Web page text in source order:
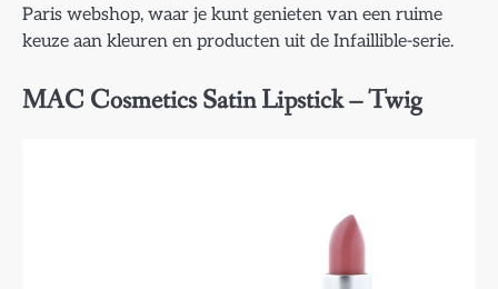
Paris webshop, waar je kunt genieten van een ruime
keuze aan kleuren en producten uit de Infaillible-serie.
MAC Cosmetics Satin Lipstick – Twig